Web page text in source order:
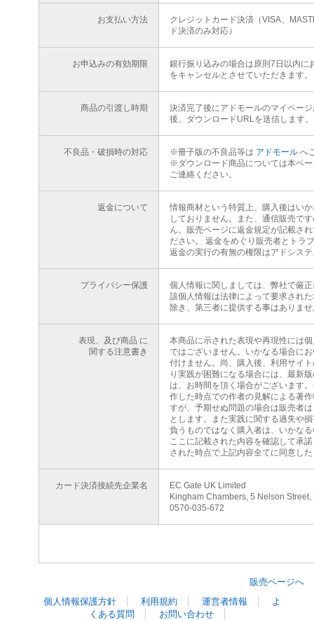
お支払い方法
クレジットカード決済（VISA、
ド決済のみ対応）
お申込みの有効期限
銀行振り込みの場合は原則7日以内に
をキャンセルとさせていただきます。
商品の引渡し時期
決済完了後にアドモールのマイペー
後、ダウンロードURLを送信します。
不良品・破損時の対応 ※冊子版の不良品等は アドモールへ
※ダウンロード商品については本ペ
ご連絡ください。
返金について
情報商材という特質上、購入後はい
しておりません。また、通信販売で
ん。販売ページに返金規定が記載さ
ださい。 返金をめぐり販売者とトラ
返金の実行の有無の権限はアドシス
プライバシー保護
個人情報に関しましては、弊社で厳
該個人情報は法律によって要求され
除き、第三者に提供する事はありま
表現、及び商品 に
関する注意書き
本商品に示された表現や再現性には
ではございません。いかなる場合に
付けません。尚、購入後、利用サイ
り実践が困難になる場合には、最新
は、お時間を頂く場合がございます
作した時点での作者の見解による著
すが、予期せぬ問題の場合は販売者
とします。また実践に関する過失や
負うものではなく購入者は、いかな
ここに記載された内容を確認して承
された時点で上記内容全てに同意し
カード決済接続先企業名
EC Gate UK Limited
Kingham Chambers, 5 Nelson
0570-035-672
販売ページへ
個人情報保護方針
利用規約 運営者情報
よ
くある質問
お問い合わせ